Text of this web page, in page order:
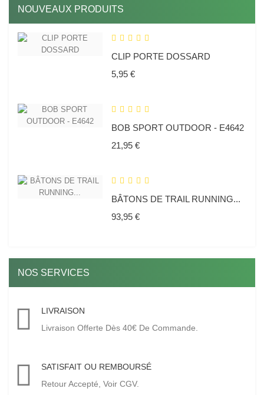
NOUVEAUX PRODUITS
CLIP PORTE DOSSARD
5,95 €Prix
BOB SPORT OUTDOOR - E4642
21,95 €Prix
BÂTONS DE TRAIL RUNNING...
93,95 €Prix
NOS SERVICES
LIVRAISON
Livraison Offerte Dès 40€ De Commande.
SATISFAIT OU REMBOURSÉ
Retour Accepté, Voir CGV.